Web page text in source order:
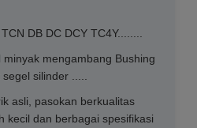
DB DC DCY TC4Y........
mengambang Bushing
silinder .....
asli, pasokan berkualitas
kecil dan berbagai spesifikasi